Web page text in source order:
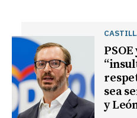
sea
y